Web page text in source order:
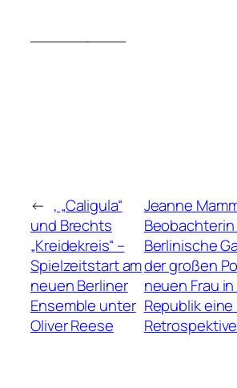
← ‚ „Caligula“
und Brechts
„Kreidekreis“ –
Spielzeitstart am
neuen Berliner
Ensemble unter
Oliver Reese
Jeanne
Beobachterin
Berlinische
der großen
neuen Frau
Republik
Retrospektive